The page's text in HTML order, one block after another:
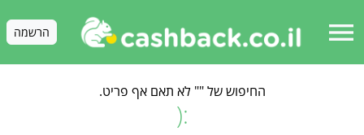
menu הרשמה
החיפוש של "" לא תאם אף פריט.
:(